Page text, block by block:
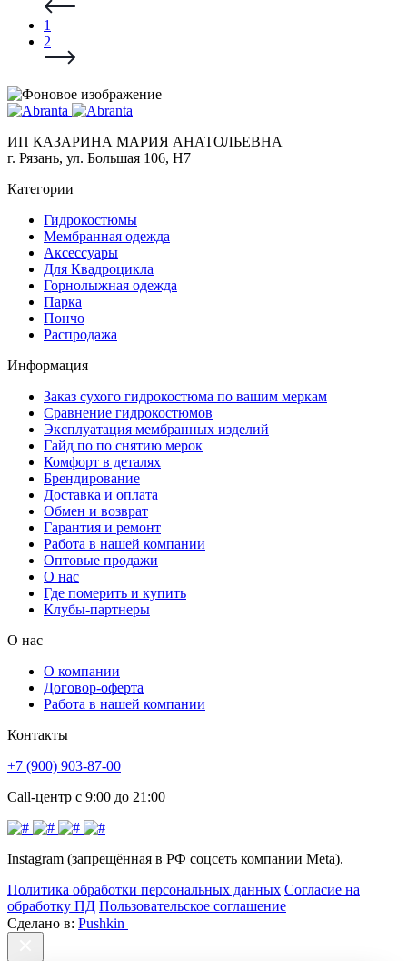
1
2
ИП КАЗАРИНА МАРИЯ АНАТОЛЬЕВНА
г. Рязань, ул. Большая 106, Н7
Категории
Гидрокостюмы
Мембранная одежда
Аксесcуары
Для Квадроцикла
Горнолыжная одежда
Парка
Пончо
Распродажа
Информация
Заказ сухого гидрокостюма по вашим меркам
Сравнение гидрокостюмов
Эксплуатация мембранных изделий
Гайд по по снятию мерок
Комфорт в деталях
Брендирование
Доставка и оплата
Обмен и возврат
Гарантия и ремонт
Работа в нашей компании
Оптовые продажи
О нас
Где померить и купить
Клубы-партнеры
О нас
О компании
Договор-оферта
Работа в нашей компании
Контакты
+7 (900) 903-87-00
Call-центр с 9:00 до 21:00
Instagram (запрещённая в РФ соцсеть компании Meta).
Политика обработки персональных данных Согласие на
обработку ПД Пользовательское соглашение
Сделано в: Pushkin